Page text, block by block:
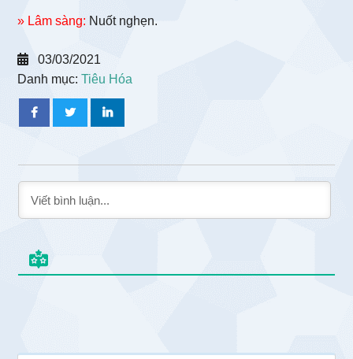
» Lâm sàng: Nuốt nghẹn.
03/03/2021
Danh mục:Tiêu Hóa